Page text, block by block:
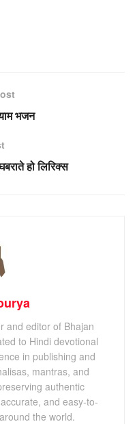
भजन
हो लिरिक्स
and editor of Bhajan
to Hindi devotional
in publishing and
mantras, and
authentic
and easy-to-
the world.